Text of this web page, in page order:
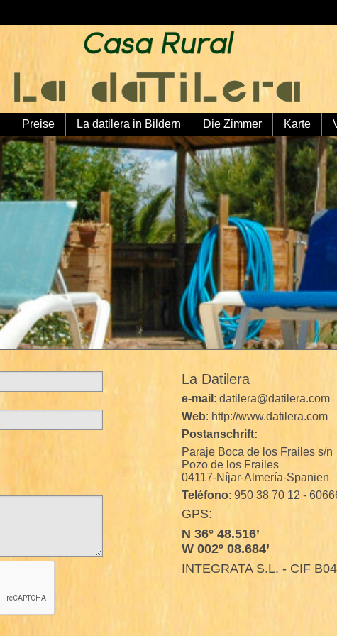
Preise La datilera in Bildern Die Zimmer Karte
La Datilera
e-mail : datilera@datilera.com
Web: http://www.datilera.com
Postanschrift:
Paraje Boca de los Frailes s/n
Pozo de los Frailes
04117-Níjar-Almería-Spanien
Teléfono: 950 38 70 12 -
GPS:
N 36° 48.516’
W 002º 08.684’
INTEGRATA S.L. - CIF